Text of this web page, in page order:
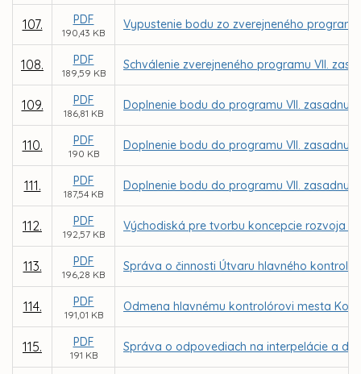
107. PDF
190,43 KB
Vypustenie bodu zo zverejneného
108. PDF
189,59 KB
Schválenie zverejneného programu VII.
109. PDF
186,81 KB
Doplnenie bodu do programu VII.
110. PDF
190 KB
Doplnenie bodu do programu VII.
111. PDF
187,54 KB
Doplnenie bodu do programu VII.
112. PDF
192,57 KB
Východiská pre tvorbu koncepcie rozvoja
113. PDF
196,28 KB
Správa o činnosti Útvaru hlavného
114. PDF
191,01 KB
Odmena hlavnému kontrolórovi mesta
115. PDF
191 KB
Správa o odpovediach na interpelácie a